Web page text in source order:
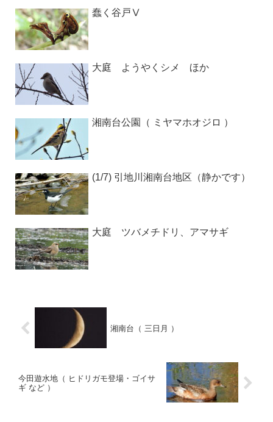
蠢く谷戸Ⅴ
大庭 ようやくシメ ほか
湘南台公園（ ミヤマホオジロ ）
(1/7) 引地川湘南台地区（静かです）
大庭 ツバメチドリ、アマサギ
湘南台（ 三日月 ）
今田遊水地（ ヒドリガモ登場・ゴイサ
ギ など ）